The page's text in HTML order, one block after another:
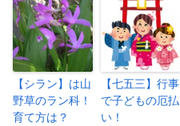
【シラン】は山
野草のラン科！
育て方は？
【七五三】行事
で子どもの厄払
い！